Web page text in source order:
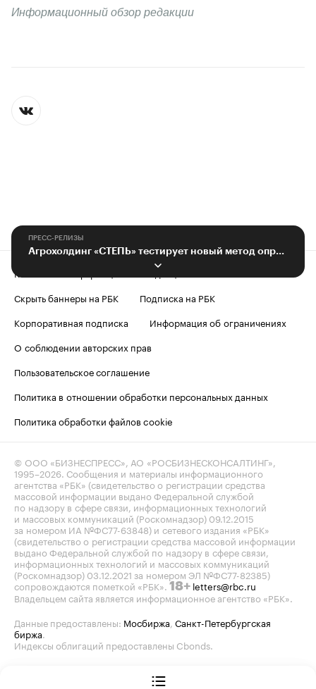
Информационный обзор редакции
ПРЕСС-РЕЛИЗЫ
Контактная информация
Редакция
Скрыть баннеры на РБК
Подписка на РБК
Корпоративная подписка
Информация об ограничениях
О соблюдении авторских прав
Пользовательское соглашение
Политика в отношении обработки персональных данных
Политика обработки файлов cookie
© ООО «БИЗНЕСПРЕСС», АО «РОСБИЗНЕСКОНСАЛТИНГ»,
1995–2026 . Сообщения и материалы информационного
агентства «РБК» (свидетельство о регистрации средства
массовой информации выдано Федеральной службой
по надзору в сфере связи, информационных технологий
и массовых коммуникаций (Роскомнадзор) 09.12.2015
за номером ИА №ФС77-63848) и сетевого издания «РБК»
(свидетельство о регистрации средства массовой информации
выдано Федеральной службой по надзору в сфере связи,
информационных технологий и массовых коммуникаций
(Роскомнадзор) 03.12.2021 за номером ЭЛ №ФС77-82385)
сопровождаются пометкой «РБК». 18+ letters@rbc.ru
Владельцем сайта является информационное агентство «РБК».
Данные предоставлены: Мосбиржа Санкт-Петербургская
биржа
Индексы облигаций предоставлены Cbonds.